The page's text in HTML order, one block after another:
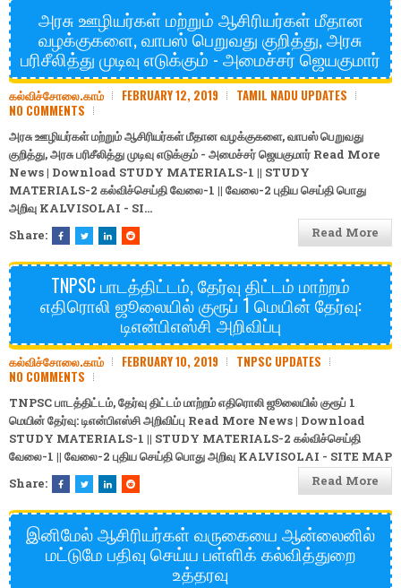
அரசு ஊழியர்கள் மற்றும் ஆசிரியர்கள் மீதான
வழக்குகளை, வாபஸ் பெறுவது குறித்து, அரசு
பரிசீலித்து முடிவு எடுக்கும் - அமைச்சர் ஜெயகுமார்
கல்விச்சோலை.காம் FEBRUARY 12, 2019
TAMIL NADU UPDATES
NO COMMENTS
அரசு ஊழியர்கள் மற்றும் ஆசிரியர்கள் மீதான வழக்குகளை, வாபஸ் பெறுவது
குறித்து, அரசு பரிசீலித்து முடிவு எடுக்கும் - அமைச்சர் ஜெயகுமார் Read More
News | Download STUDY MATERIALS-1 || STUDY
MATERIALS-2 கல்விச்செய்திவேலை-1 || வேலை-2 புதிய செய்திபொது
அறிவு KALVISOLAI - SI…
Share:
Read More
TNPSC பாடத்திட்டம், தேர்வு திட்டம் மாற்றம்
எதிரொலி ஜூலையில் குரூப் 1 மெயின் தேர்வு:
டிஎன்பிஎஸ்சி அறிவிப்பு
கல்விச்சோலை.காம் FEBRUARY 10, 2019
TNPSC UPDATES
NO COMMENTS
TNPSC பாடத்திட்டம், தேர்வு திட்டம் மாற்றம் எதிரொலி ஜூலையில் குரூப் 1
மெயின் தேர்வு: டிஎன்பிஎஸ்சி அறிவிப்பு Read More News | Download
STUDY MATERIALS-1 || STUDY MATERIALS-2 கல்விச்செய்தி
வேலை-1 || வேலை-2 புதிய செய்திபொது அறிவு KALVISOLAI - SITE MAP
Share:
Read More
இனிமேல் ஆசிரியர்கள் வருகையை ஆன்லைனில்
மட்டுமே பதிவு செய்ய பள்ளிக் கல்வித்துறை
உத்தரவு